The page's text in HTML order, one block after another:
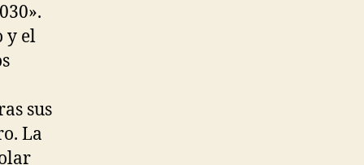
y el
sus
La